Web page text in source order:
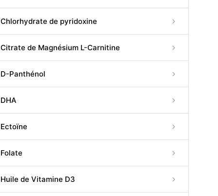
Chlorhydrate de pyridoxine
Citrate de Magnésium L-Carnitine
D-Panthénol
DHA
Ectoïne
Folate
Huile de Vitamine D3